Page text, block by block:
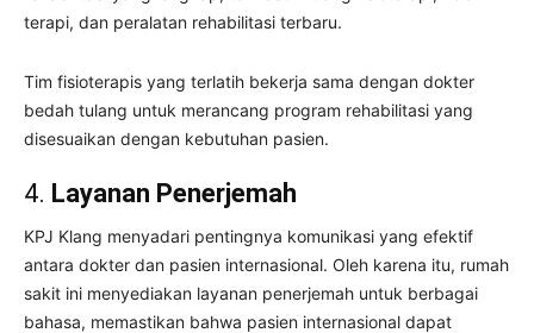
terapi, dan peralatan rehabilitasi terbaru.
Tim fisioterapis yang terlatih bekerja sama dengan dokter
bedah tulang untuk merancang program rehabilitasi yang
disesuaikan dengan kebutuhan pasien.
4. Layanan Penerjemah
KPJ Klang menyadari pentingnya komunikasi yang efektif
antara dokter dan pasien internasional. Oleh karena itu, rumah
sakit ini menyediakan layanan penerjemah untuk berbagai
bahasa, memastikan bahwa pasien internasional dapat